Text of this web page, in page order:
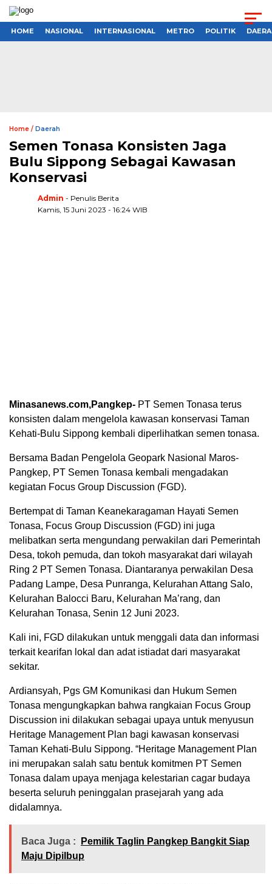
HOME NASIONAL INTERNASIONAL METRO POLITIK
Home / Daerah
Semen Tonasa Konsisten Jaga
Bulu Sippong Sebagai Kawasan
Konservasi
Admin - Penulis Berita
Kamis, 15 Juni 2023 - 16:24 WIB
Minasanews.com,Pangkep- PT Semen Tonasa terus
konsisten dalam mengelola kawasan konservasi Taman
Kehati-Bulu Sippong kembali diperlihatkan semen tonasa.
Bersama Badan Pengelola Geopark Nasional Maros-
Pangkep, PT Semen Tonasa kembali mengadakan
kegiatan Focus Group Discussion (FGD).
Bertempat di Taman Keanekaragaman Hayati Semen
Tonasa, Focus Group Discussion (FGD) ini juga
melibatkan serta mengundang perwakilan dari Pemerintah
Desa, tokoh pemuda, dan tokoh masyarakat dari wilayah
Ring 2 PT Semen Tonasa. Diantaranya perwakilan Desa
Padang Lampe, Desa Punranga, Kelurahan Attang Salo,
Kelurahan Balocci Baru, Kelurahan Ma’rang, dan
Kelurahan Tonasa, Senin 12 Juni 2023.
Kali ini, FGD dilakukan untuk menggali data dan informasi
terkait kearifan lokal dan adat istiadat dari masyarakat
sekitar.
Ardiansyah, Pgs GM Komunikasi dan Hukum Semen
Tonasa mengungkapkan bahwa rangkaian Focus Group
Discussion ini dilakukan sebagai upaya untuk menyusun
Heritage Management Plan bagi kawasan konservasi
Taman Kehati-Bulu Sippong. “Heritage Management Plan
ini merupakan salah satu bentuk komitmen PT Semen
Tonasa dalam upaya menjaga kelestarian cagar budaya
beserta seluruh peninggalan prasejarah yang ada
didalamnya.
Baca Juga :
Pemilik Taglin Pangkep Bangkit Siap
Maju Dipilbup